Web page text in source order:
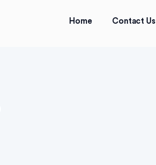
Home Contact Us